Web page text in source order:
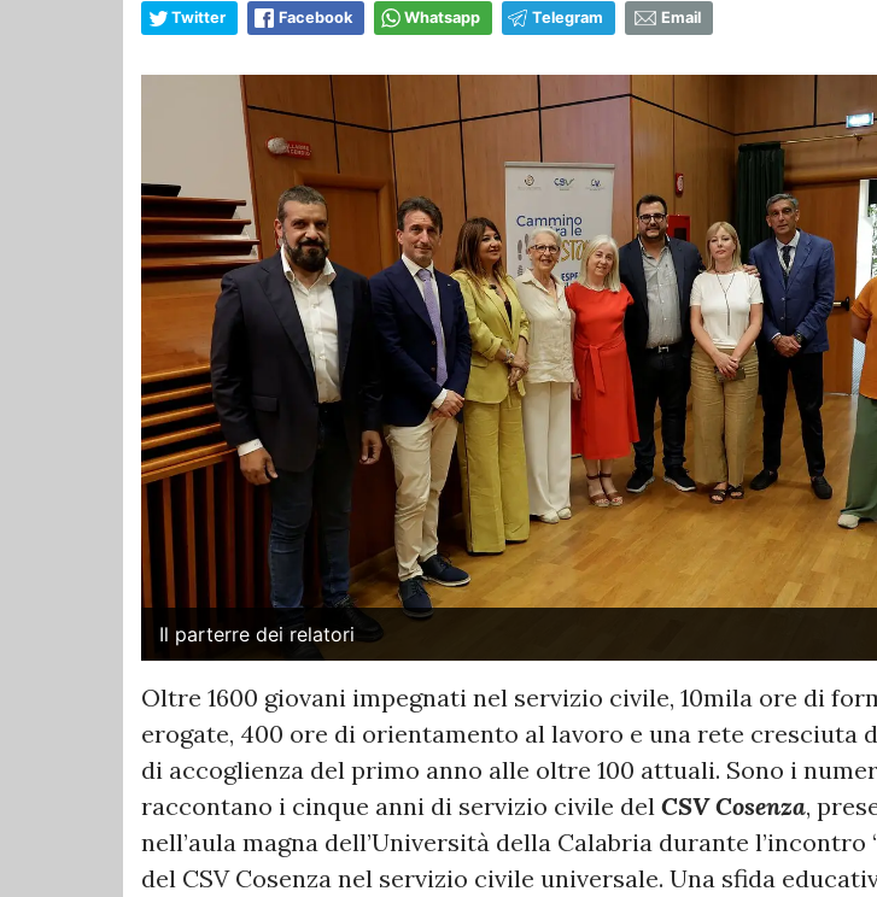
Twitter Facebook Whatsapp Telegram Email
Il parterre dei relatori
Oltre 1600 giovani impegnati nel servizio civile, 10mila ore di
erogate, 400 ore di orientamento al lavoro e una rete cresciuta
di accoglienza del primo anno alle oltre 100 attuali. Sono i
raccontano i cinque anni di servizio civile del CSV Cosenza,
nell’aula magna dell’Università della Calabria durante l’incontro
del CSV Cosenza nel servizio civile universale. Una sfida